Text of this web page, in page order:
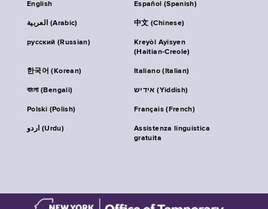
English Español (Spanish)
العربية (Arabic) 中文 (Chinese)
русский (Russian)
Kreyòl Ayisyen
(Haitian-Creole)
한국어 (Korean) Italiano (Italian)
বাংলা (Bengali) אידיש (Yiddish)
Polski (Polish) Français (French)
اردو (Urdu)
Assistenza linguistica
gratuita